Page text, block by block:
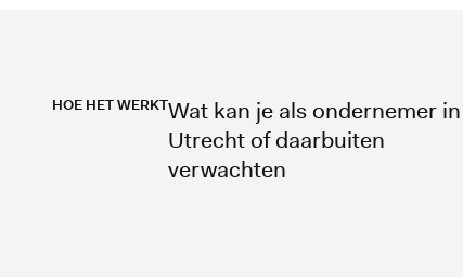
HOE HET WERKTWat kan je als ondernemer in
Utrecht of daarbuiten
verwachten